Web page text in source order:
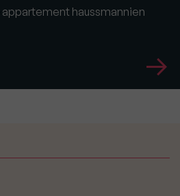
appartement haussmannien